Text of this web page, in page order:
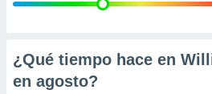
e
mediante
¿Qué tiempo hace en
en agosto?